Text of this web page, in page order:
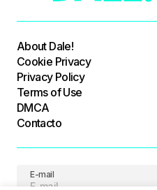
About Dale!
Cookie Privacy
Privacy Policy
Terms of Use
DMCA
Contacto
E-mail